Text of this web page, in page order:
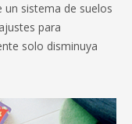
sistema de suelos
para
solo disminuya